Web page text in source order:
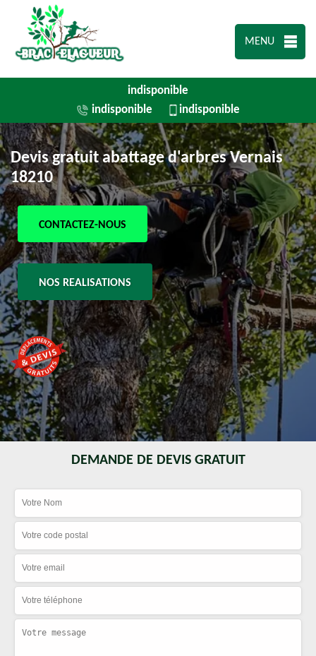
MENU
indisponible
indisponible
indisponible
Devis gratuit abattage d'arbres Vernais
18210
CONTACTEZ-NOUS
NOS REALISATIONS
DEMANDE DE DEVIS GRATUIT